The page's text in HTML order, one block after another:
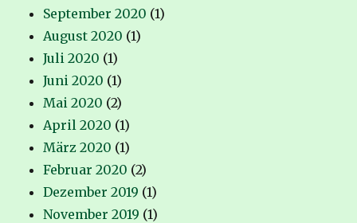
September 2020 (1)
August 2020 (1)
Juli 2020 (1)
Juni 2020 (1)
Mai 2020 (2)
April 2020 (1)
März 2020 (1)
Februar 2020 (2)
Dezember 2019 (1)
November 2019 (1)